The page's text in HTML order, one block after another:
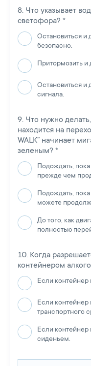
Что указывает
светофора? *
Остановиться и
безопасно.
Притормозить и
Остановиться и
сигнала.
Что нужно
находится на
WALK” начинает
зеленым? *
Подождать,
прежде чем
Подождать,
можете
До того, как
полностью
Когда
контейнером
Если контейнер
Если контейнер
транспортного
Если контейнер
сиденьем.